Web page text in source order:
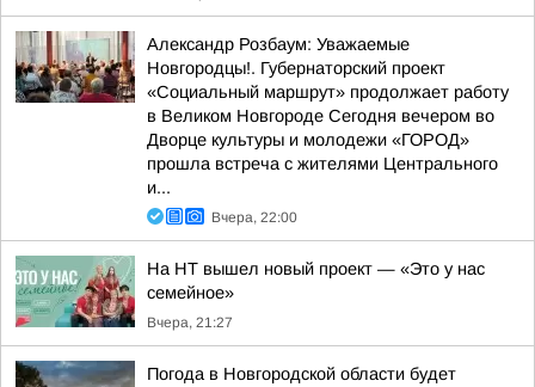
Александр Розбаум: Уважаемые
Новгородцы!. Губернаторский проект
«Социальный маршрут» продолжает работу
в Великом Новгороде Сегодня вечером во
Дворце культуры и молодежи «ГОРОД»
прошла встреча с жителями Центрального
и...
Вчера, 22:00
На НТ вышел новый проект — «Это у нас
семейное»
Вчера, 21:27
Погода в Новгородской области будет